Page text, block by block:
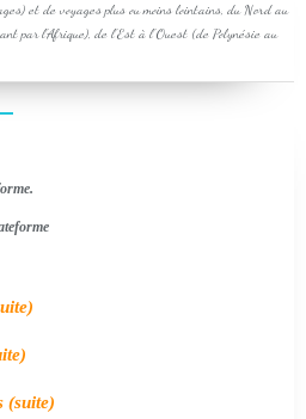
et de voyages plus ou moins lointains, du Nord au
par l'Afrique), de l'Est à l'Ouest (de Polynésie au
(suite)